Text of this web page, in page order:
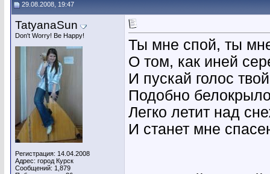
29.08.2008, 19:47
TatyanaSun
Don't Worry! Be Happy!
Регистрация: 14.04.2008
Адрес: город Курск
Сообщений: 1,879
Ты мне спой, ты
О том, как иней
И пускай голос
Подобно
Легко летит над
И станет мне